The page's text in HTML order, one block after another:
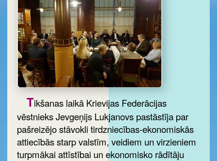
Tikšanas laikā Krievijas Federācijas
vēstnieks Jevgeņijs Lukjanovs pastāstīja par
pašreizējo stāvokli tirdzniecības-ekonomiskās
attiecībās starp valstīm, veidiem un virzieniem
turpmākai attīstībai un ekonomisko rādītāju